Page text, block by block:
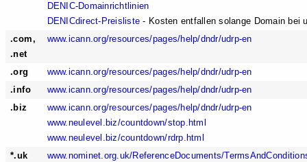
DENIC-Domainrichtlinien
DENICdirect-Preisliste - Kosten entfallen solange Domain bei
.com,
.net
www.icann.org/resources/pages/help/dndr/udrp-en
.org
www.icann.org/resources/pages/help/dndr/udrp-en
.info
www.icann.org/resources/pages/help/dndr/udrp-en
.biz
www.icann.org/resources/pages/help/dndr/udrp-en
www.neulevel.biz/countdown/stop.html
www.neulevel.biz/countdown/rdrp.html
*.uk
www.nominet.org.uk/ReferenceDocuments/